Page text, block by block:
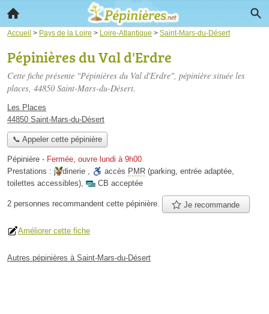
Accueil > Pays de la Loire > Loire-Atlantique > Saint-Mars-du-Désert
Pépinières du Val d'Erdre
Cette fiche présente "Pépinières du Val d'Erdre", pépinière située les
places, 44850 Saint-Mars-du-Désert.
Les Places
44850 Saint-Mars-du-Désert
📞 Appeler cette pépinière
Pépinière - Fermée, ouvre lundi à 9h00
Prestations : jardinerie , accès PMR (parking, entrée adaptée,
toilettes accessibles), CB acceptée
2 personnes recommandent cette pépinière. Je recommande
Améliorer cette fiche
Autres pépinières à Saint-Mars-du-Désert